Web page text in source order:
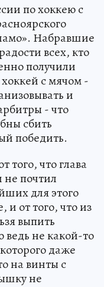
по хоккею с
Набравшие
всех, кто
получили
с мячом -
и
- что
сбить
победить.
того, что глава
почтил
для этого
и от того, что из
выпить
не какой-то
даже
на винты с
не